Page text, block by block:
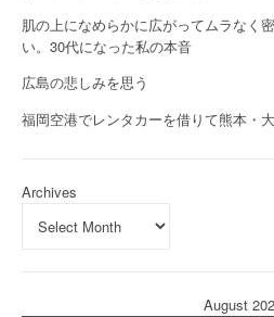
肌の上になめらかに広がってムラなく
い。30代になった私の本音
広島の悲しみを思う
福岡空港でレンタカーを借りて熊本・
Archives
August